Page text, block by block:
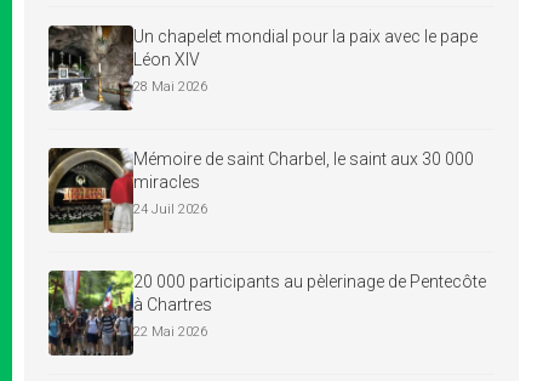
Un chapelet mondial pour la paix avec le pape
Léon XIV
28 Mai 2026
Mémoire de saint Charbel, le saint aux 30 000
miracles
24 Juil 2026
20 000 participants au pèlerinage de Pentecôte
à Chartres
22 Mai 2026